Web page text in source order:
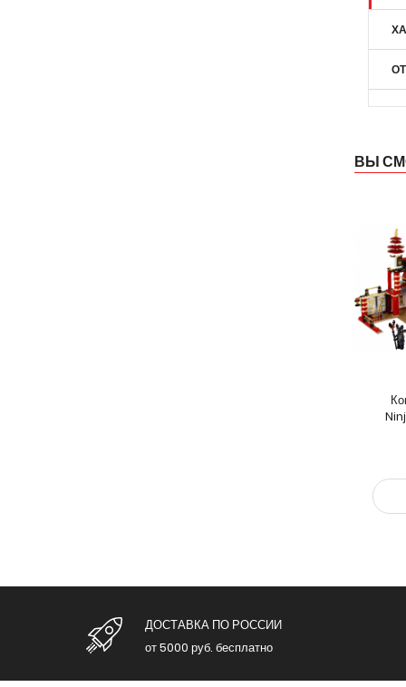
ВЫ
ДОСТАВКА ПО РОССИИ
от 5000 руб. бесплатно